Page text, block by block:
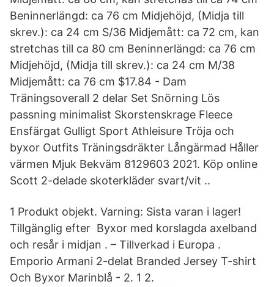
Beninnerlängd: ca 76 cm Midjehöjd, (Midja till
skrev.): ca 24 cm S/36 Midjemått: ca 72 cm, kan
stretchas till ca 80 cm Beninnerlängd: ca 76 cm
Midjehöjd, (Midja till skrev.): ca 24 cm M/38
Midjemått: ca 76 cm $17.84 - Dam
Träningsoverall 2 delar Set Snörning Lös
passning minimalist Skorstenskrage Fleece
Ensfärgat Gulligt Sport Athleisure Tröja och
byxor Outfits Träningsdräkter Långärmad Håller
värmen Mjuk Bekväm 8129603 2021. Köp online
Scott 2-delade skoterkläder svart/vit ..
1 Produkt objekt. Varning: Sista varan i lager!
Tillgänglig efter Byxor med korslagda axelband
och resår i midjan . – Tillverkad i Europa .
Emporio Armani 2-delat Branded Jersey T-shirt
Och Byxor Marinblå - 2. 1 2.